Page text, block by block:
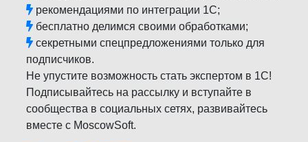
рекомендациями по интеграции 1С;
бесплатно делимся своими обработками;
секретными спецпредложениями только для
подписчиков.
Не упустите возможность стать экспертом в 1С!
Подписывайтесь на рассылку и вступайте в
сообщества в социальных сетях, развивайтесь
вместе с MoscowSoft.